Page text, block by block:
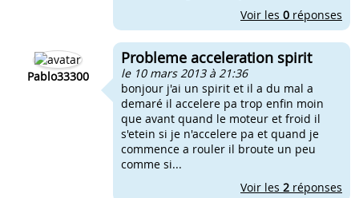
Voir les 0 réponses
Pablo33300
Probleme acceleration spirit
le 10 mars 2013 à 21:36
bonjour j'ai un spirit et il a du mal a
demaré il accelere pa trop enfin moin
que avant quand le moteur et froid il
s'etein si je n'accelere pa et quand je
commence a rouler il broute un peu
comme si...
Voir les 2 réponses